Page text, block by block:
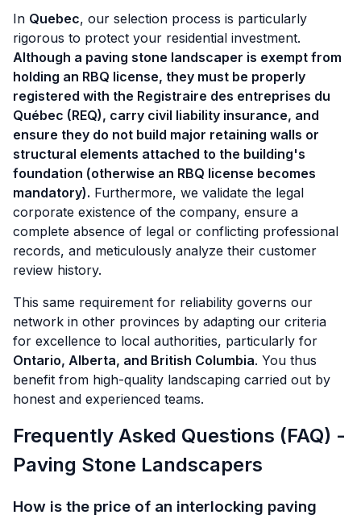
In Quebec, our selection process is particularly
rigorous to protect your residential investment.
Although a paving stone landscaper is exempt from
holding an RBQ license, they must be properly
registered with the Registraire des entreprises du
Québec (REQ), carry civil liability insurance, and
ensure they do not build major retaining walls or
structural elements attached to the building's
foundation (otherwise an RBQ license becomes
mandatory). Furthermore, we validate the legal
corporate existence of the company, ensure a
complete absence of legal or conflicting professional
records, and meticulously analyze their customer
review history.
This same requirement for reliability governs our
network in other provinces by adapting our criteria
for excellence to local authorities, particularly for
Ontario, Alberta, and British Columbia. You thus
benefit from high-quality landscaping carried out by
honest and experienced teams.
Frequently Asked Questions (FAQ) -
Paving Stone Landscapers
How is the price of an interlocking paving